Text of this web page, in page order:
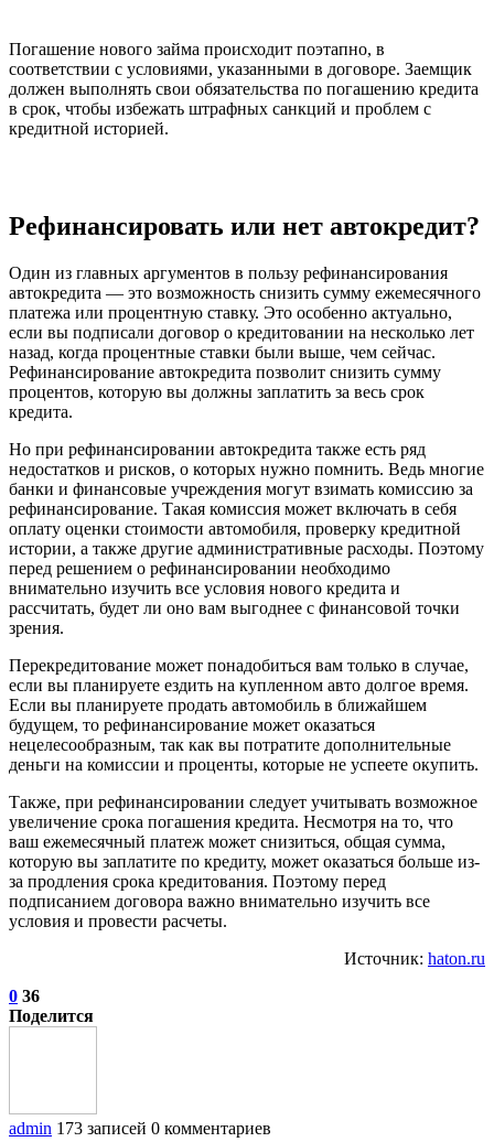
Погашение нового займа происходит поэтапно, в
соответствии с условиями, указанными в договоре. Заемщик
должен выполнять свои обязательства по погашению кредита
в срок, чтобы избежать штрафных санкций и проблем с
кредитной историей.
Рефинансировать или нет автокредит?
Один из главных аргументов в пользу рефинансирования
автокредита — это возможность снизить сумму ежемесячного
платежа или процентную ставку. Это особенно актуально,
если вы подписали договор о кредитовании на несколько лет
назад, когда процентные ставки были выше, чем сейчас.
Рефинансирование автокредита позволит снизить сумму
процентов, которую вы должны заплатить за весь срок
кредита.
Но при рефинансировании автокредита также есть ряд
недостатков и рисков, о которых нужно помнить. Ведь многие
банки и финансовые учреждения могут взимать комиссию за
рефинансирование. Такая комиссия может включать в себя
оплату оценки стоимости автомобиля, проверку кредитной
истории, а также другие административные расходы. Поэтому
перед решением о рефинансировании необходимо
внимательно изучить все условия нового кредита и
рассчитать, будет ли оно вам выгоднее с финансовой точки
зрения.
Перекредитование может понадобиться вам только в случае,
если вы планируете ездить на купленном авто долгое время.
Если вы планируете продать автомобиль в ближайшем
будущем, то рефинансирование может оказаться
нецелесообразным, так как вы потратите дополнительные
деньги на комиссии и проценты, которые не успеете окупить.
Также, при рефинансировании следует учитывать возможное
увеличение срока погашения кредита. Несмотря на то, что
ваш ежемесячный платеж может снизиться, общая сумма,
которую вы заплатите по кредиту, может оказаться больше из-
за продления срока кредитования. Поэтому перед
подписанием договора важно внимательно изучить все
условия и провести расчеты.
Источник: haton.ru
0 36
Поделится
admin 173 записей 0 комментариев